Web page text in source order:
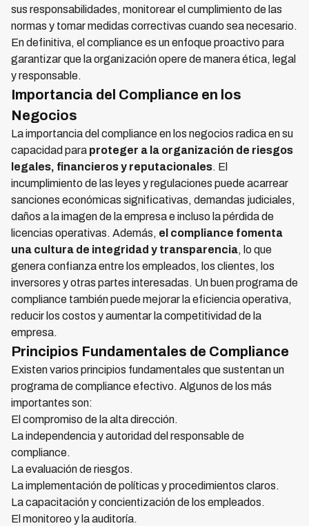
sus responsabilidades, monitorear el cumplimiento de las
normas y tomar medidas correctivas cuando sea necesario.
En definitiva, el compliance es un enfoque proactivo para
garantizar que la organización opere de manera ética, legal
y responsable.
Importancia del Compliance en los
Negocios
La importancia del compliance en los negocios radica en su
capacidad para proteger a la organización de riesgos
legales, financieros y reputacionales. El
incumplimiento de las leyes y regulaciones puede acarrear
sanciones económicas significativas, demandas judiciales,
daños a la imagen de la empresa e incluso la pérdida de
licencias operativas. Además, el compliance fomenta
una cultura de integridad y transparencia, lo que
genera confianza entre los empleados, los clientes, los
inversores y otras partes interesadas. Un buen programa de
compliance también puede mejorar la eficiencia operativa,
reducir los costos y aumentar la competitividad de la
empresa.
Principios Fundamentales de Compliance
Existen varios principios fundamentales que sustentan un
programa de compliance efectivo. Algunos de los más
importantes son:
El compromiso de la alta dirección.
La independencia y autoridad del responsable de
compliance.
La evaluación de riesgos.
La implementación de políticas y procedimientos claros.
La capacitación y concientización de los empleados.
El monitoreo y la auditoría.